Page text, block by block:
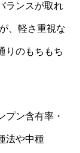
ランスが取れ
、軽さ重視な
りのもちもち
プン含有率・
法や中種